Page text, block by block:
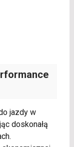
jazdy w
doskonałą